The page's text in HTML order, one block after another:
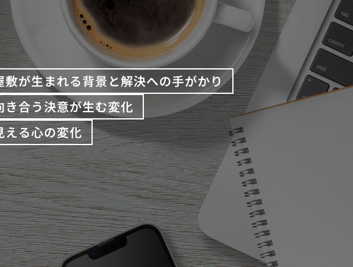
敷が生まれる背景と解決への手がかり
合う決意が生む変化
える心の変化